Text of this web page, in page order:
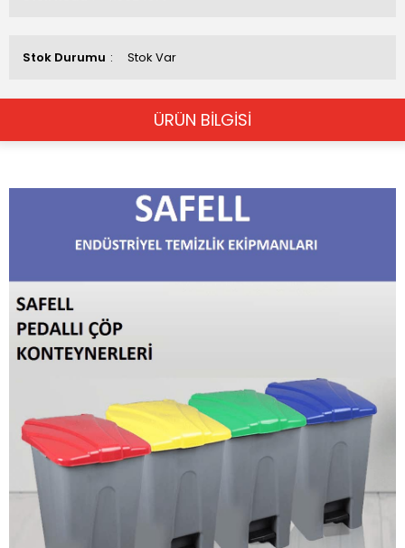
Stok Durumu Stok Var
ÜRÜN BİLGİSİ